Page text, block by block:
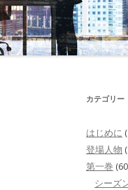
第52回 「それぞれの道」
第53回 「ニューヨーク
第55回 「焦り」
第56回 「ミッドタウン・
第57回 「リクルーティン
カテゴリー
はじめに
登場人物
第一巻
シーズ